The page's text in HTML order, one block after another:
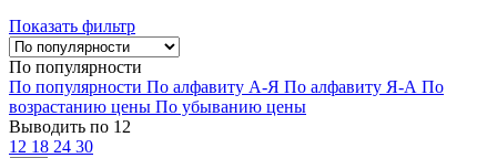
Показать фильтр
По популярности
По популярности По алфавиту А-Я По алфавиту Я-А По
возрастанию цены По убыванию цены
Выводить по 12
12 18 24 30